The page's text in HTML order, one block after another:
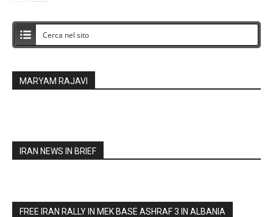
MARYAM RAJAVI
IRAN NEWS IN BRIEF
FREE IRAN RALLY IN MEK BASE ASHRAF 3 IN ALBANIA